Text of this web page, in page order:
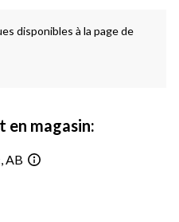
disponibles à la page de
en magasin:
AB